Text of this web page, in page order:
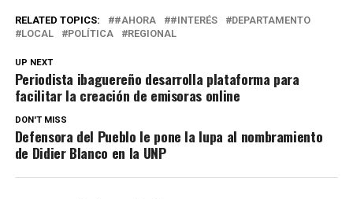
RELATED TOPICS: #AHORA #INTERÉS
DEPARTAMENTO
LOCAL
POLÍTICA REGIONAL
UP NEXT
Periodista ibaguereño desarrolla plataforma para
facilitar la creación de emisoras online
DON'T MISS
Defensora del Pueblo le pone la lupa al nombramiento
de Didier Blanco en la UNP